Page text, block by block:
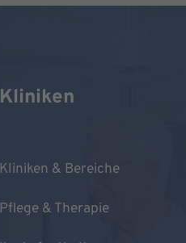
Kliniken
Kliniken & Bereiche
Pflege & Therapie